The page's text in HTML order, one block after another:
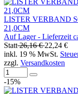
LISTER VERBAND
21,0CM
Auf Lager - Lieferzeit
Statt26,16 €22,24 €
inkl. 19 % MwSt.
zzgl. Versandkosten
-15%